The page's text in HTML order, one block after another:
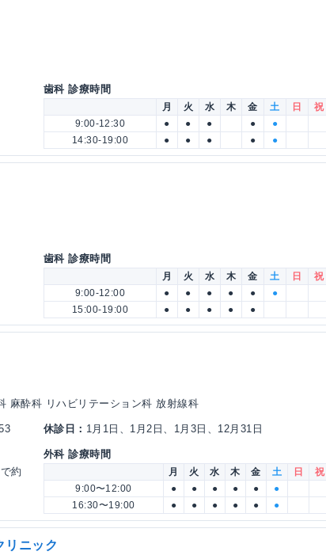
歯科 診療時間
月 火 水 木 金 土 日
祝
9:00-12:30
● ● ● ●
●
14:30-19:00
● ● ● ● ●
歯科 診療時間
月 火 水 木 金 土 日
祝
9:00-12:00
● ● ● ● ●
●
15:00-19:00
● ● ● ● ●
麻酔科 リハビリテーション科 放射線科
約
休診日： 1月1日、1月2日、1月3日、12月31日
外科 診療時間
月 火 水 木 金 土 日
祝
9:00〜12:00
● ● ● ● ●
●
16:30〜19:00
● ● ● ● ● ●
リニック